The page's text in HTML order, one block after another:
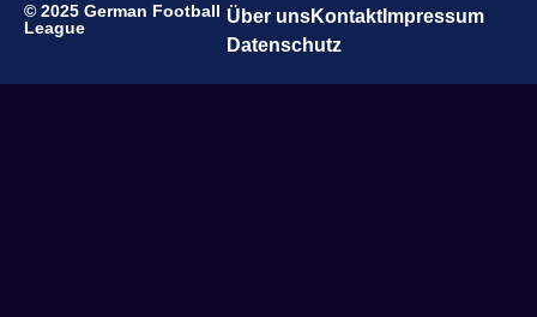
© 2025 German Football
League
Über unsKontaktImpressum
Datenschutz